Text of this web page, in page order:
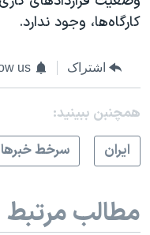
کارگاه‌ها، وجود ندارد.
اشتراک us
همچنبن ببینید:
ايران
سرخط خبرها
مطالب مرتبط